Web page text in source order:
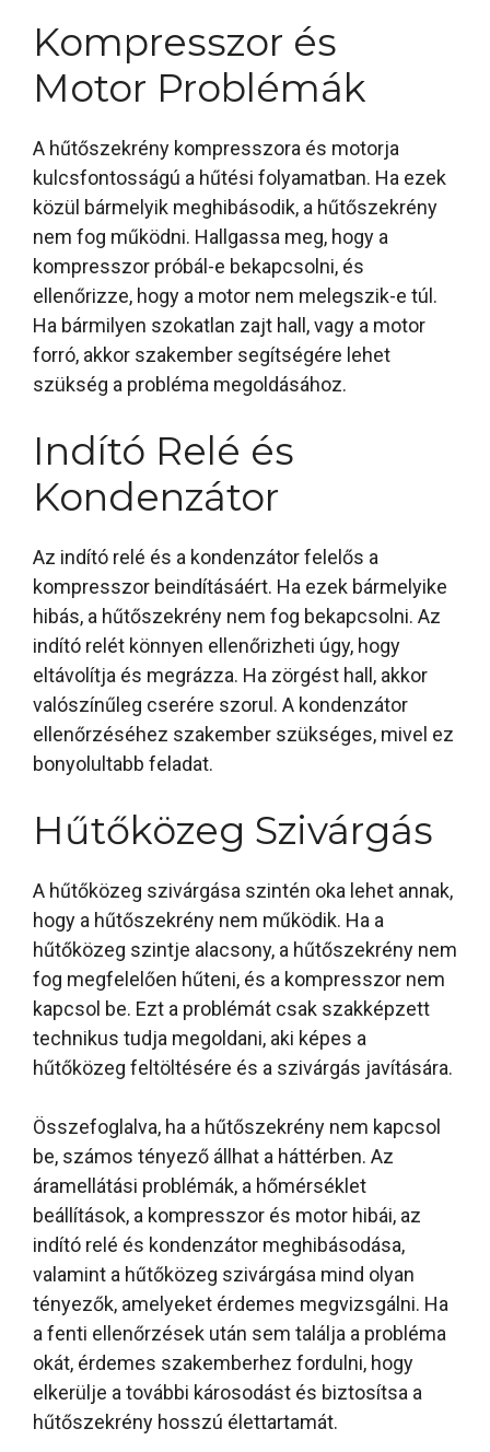
Kompresszor és
Motor Problémák
A hűtőszekrény kompresszora és motorja
kulcsfontosságú a hűtési folyamatban. Ha ezek
közül bármelyik meghibásodik, a hűtőszekrény
nem fog működni. Hallgassa meg, hogy a
kompresszor próbál-e bekapcsolni, és
ellenőrizze, hogy a motor nem melegszik-e túl.
Ha bármilyen szokatlan zajt hall, vagy a motor
forró, akkor szakember segítségére lehet
szükség a probléma megoldásához.
Indító Relé és
Kondenzátor
Az indító relé és a kondenzátor felelős a
kompresszor beindításáért. Ha ezek bármelyike
hibás, a hűtőszekrény nem fog bekapcsolni. Az
indító relét könnyen ellenőrizheti úgy, hogy
eltávolítja és megrázza. Ha zörgést hall, akkor
valószínűleg cserére szorul. A kondenzátor
ellenőrzéséhez szakember szükséges, mivel ez
bonyolultabb feladat.
Hűtőközeg Szivárgás
A hűtőközeg szivárgása szintén oka lehet annak,
hogy a hűtőszekrény nem működik. Ha a
hűtőközeg szintje alacsony, a hűtőszekrény nem
fog megfelelően hűteni, és a kompresszor nem
kapcsol be. Ezt a problémát csak szakképzett
technikus tudja megoldani, aki képes a
hűtőközeg feltöltésére és a szivárgás javítására.
Összefoglalva, ha a hűtőszekrény nem kapcsol
be, számos tényező állhat a háttérben. Az
áramellátási problémák, a hőmérséklet
beállítások, a kompresszor és motor hibái, az
indító relé és kondenzátor meghibásodása,
valamint a hűtőközeg szivárgása mind olyan
tényezők, amelyeket érdemes megvizsgálni. Ha
a fenti ellenőrzések után sem találja a probléma
okát, érdemes szakemberhez fordulni, hogy
elkerülje a további károsodást és biztosítsa a
hűtőszekrény hosszú élettartamát.